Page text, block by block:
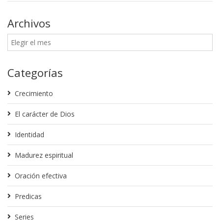
Archivos
Categorías
Crecimiento
El carácter de Dios
Identidad
Madurez espiritual
Oración efectiva
Predicas
Series